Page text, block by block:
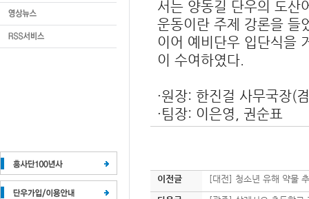
서는 양동길 단우의 도산
운동이란 주제 강론을 들
이어 예비단우 입단식을
이 수여하였다.
·원장: 한진걸 사무국장(
·팀장: 이은영, 권순표
이전글 [대전] 청소년 유해 약물